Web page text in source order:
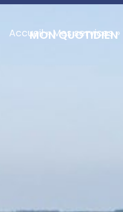
MON QUOTIDIEN
Accueil»Mes services»